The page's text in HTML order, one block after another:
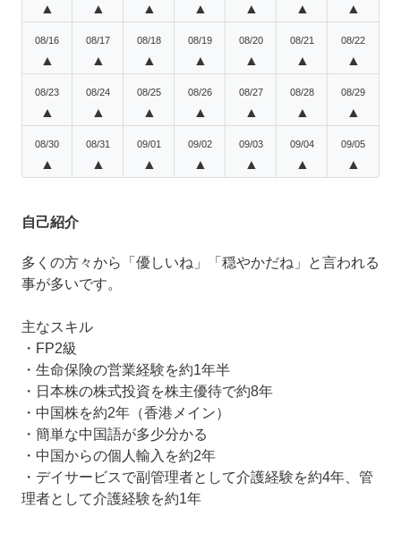
▲ ▲ ▲ ▲ ▲ ▲ ▲
08/16
▲
08/17
▲
08/18
▲
08/19
▲
08/20
▲
08/21
▲
08/22
▲
08/23
▲
08/24
▲
08/25
▲
08/26
▲
08/27
▲
08/28
▲
08/29
▲
08/30
▲
08/31
▲
09/01
▲
09/02
▲
09/03
▲
09/04
▲
09/05
▲
自己紹介
多くの方々から「優しいね」「穏やかだね」と言われる
事が多いです。
主なスキル
・FP2級
・生命保険の営業経験を約1年半
・日本株の株式投資を株主優待で約8年
・中国株を約2年（香港メイン）
・簡単な中国語が多少分かる
・中国からの個人輸入を約2年
・デイサービスで副管理者として介護経験を約4年、管
理者として介護経験を約1年